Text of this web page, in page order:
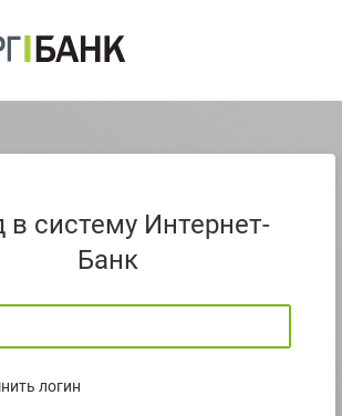
в систему Интернет-
Банк
логин